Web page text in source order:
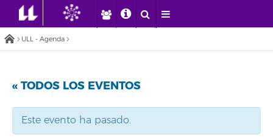
ULL - Agenda
« TODOS LOS EVENTOS
Este evento ha pasado.